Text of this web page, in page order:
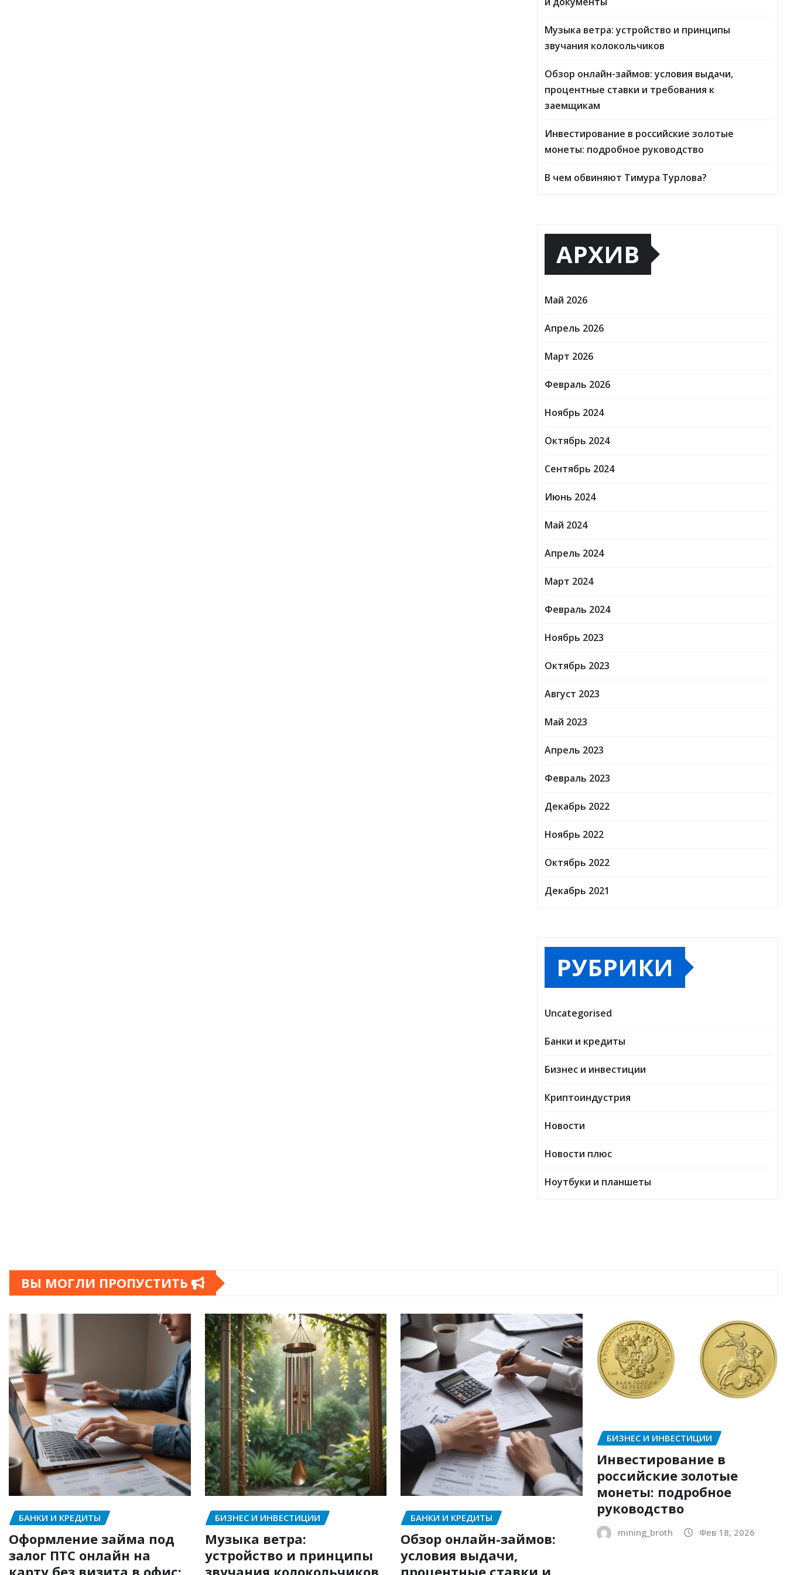
Музыка ветра: устройство и принципы
звучания колокольчиков
Обзор онлайн-займов: условия выдачи,
процентные ставки и требования к
заемщикам
Инвестирование в российские золотые
монеты: подробное руководство
В чем обвиняют Тимура Турлова?
АРХИВ
Май 2026
Апрель 2026
Март 2026
Февраль 2026
Ноябрь 2024
Октябрь 2024
Сентябрь 2024
Июнь 2024
Май 2024
Апрель 2024
Март 2024
Февраль 2024
Ноябрь 2023
Октябрь 2023
Август 2023
Май 2023
Апрель 2023
Февраль 2023
Декабрь 2022
Ноябрь 2022
Октябрь 2022
Декабрь 2021
РУБРИКИ
Uncategorised
Банки и кредиты
Бизнес и инвестиции
Криптоиндустрия
Новости
Новости плюс
Ноутбуки и планшеты
ВЫ МОГЛИ ПРОПУСТИТЬ
БАНКИ И КРЕДИТЫ
Оформление займа под
залог ПТС онлайн на
БИЗНЕС И ИНВЕСТИЦИИ
Музыка ветра:
устройство и принципы
БАНКИ И КРЕДИТЫ
Обзор онлайн-займов:
условия выдачи,
БИЗНЕС И ИНВЕСТИЦИИ
Инвестирование в
российские золотые
монеты: подробное
руководство
mining_broth Фев 18, 2026